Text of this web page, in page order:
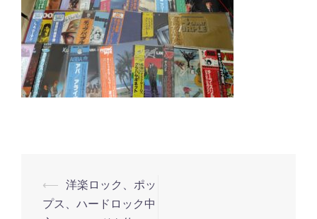
投
稿
⟵ 洋楽ロック、ポッ
プス、ハードロック中